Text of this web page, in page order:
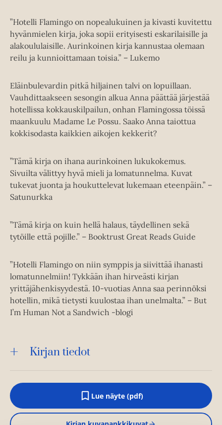
”Hotelli Flamingo on nopealukuinen ja kivasti kuvitettu
hyvänmielen kirja, joka sopii erityisesti eskarilaisille ja
alakoululaisille. Aurinkoinen kirja kannustaa olemaan
reilu ja kunnioittamaan toisia.” – Lukemo
Eläinbulevardin pitkä hiljainen talvi on lopuillaan.
Vauhdittaakseen sesongin alkua Anna päättää järjestää
hotellissa kokkauskilpailun, onhan Flamingossa töissä
maankuulu Madame Le Possu. Saako Anna taiottua
kokkisodasta kaikkien aikojen kekkerit?
”Tämä kirja on ihana aurinkoinen lukukokemus.
Sivuilta välittyy hyvä mieli ja lomatunnelma. Kuvat
tukevat juonta ja houkuttelevat lukemaan eteenpäin.” –
Satunurkka
”Tämä kirja on kuin hellä halaus, täydellinen sekä
tytöille että pojille.” – Booktrust Great Reads Guide
”Hotelli Flamingo on niin symppis ja siivittää ihanasti
lomatunnelmiin! Tykkään ihan hirveästi kirjan
yrittäjähenkisyydestä. 10-vuotias Anna saa perinnöksi
hotellin, mikä tietysti kuulostaa ihan unelmalta.” – But
I’m Human Not a Sandwich -blogi
Kirjan tiedot
Lue näyte (pdf)
A
u
k